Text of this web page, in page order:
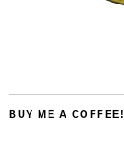
BUY ME A COFFEE!